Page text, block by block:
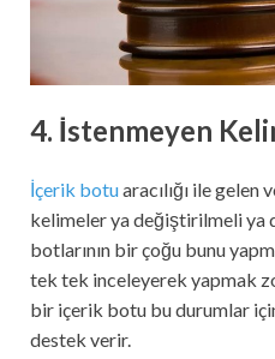
4. İstenmeyen
İçerik botuaracılığı ile
kelimeler ya değiştirilmeli ya
botlarının bir çoğu bunu
tek tek inceleyerek yapmak
bir içerik botu bu durumlar
destek verir.